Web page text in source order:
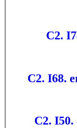
C2.
C2. I68.
C2. I50.